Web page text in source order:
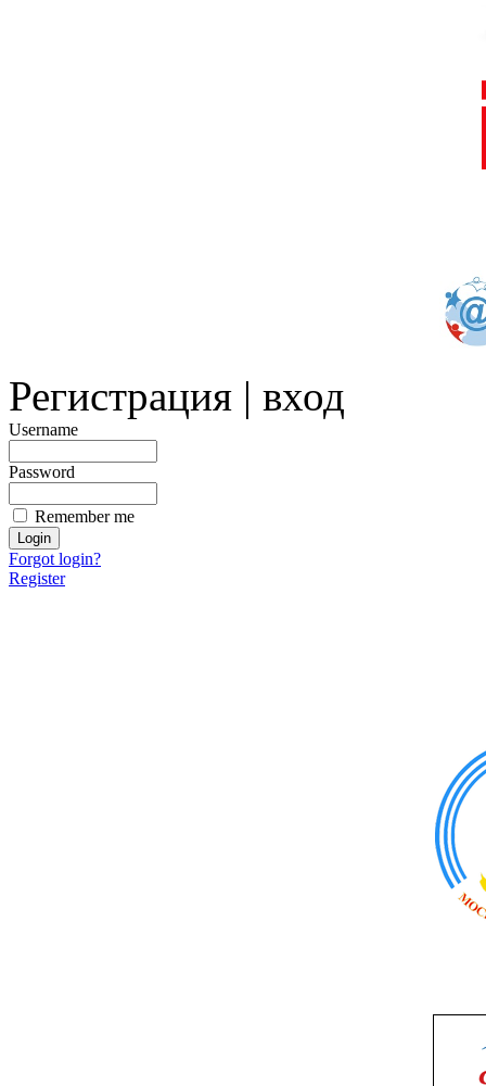
Регистрация | вход
Username
Password
Remember me
Forgot login?
Register